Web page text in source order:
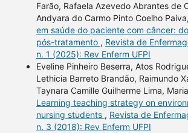
Farão, Rafaela Azevedo Abrantes de
Andyara do Carmo Pinto Coelho Paiva,
em saúde do paciente com câncer:
pós-tratamento , Revista de
n. 1 (2025): Rev Enferm UFPI
Eveline Pinheiro Beserra, Atos
Lethicia Barreto Brandão, Raimundo
Taynara Camille Guilherme Lima,
Learning teaching strategy on
nursing students , Revista de
n. 3 (2018): Rev Enferm UFPI